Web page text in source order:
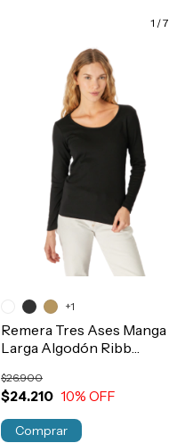
1 /7
Remera Tres Ases Manga
Larga Algodón Ribb
$24.210
$26.900
10% OFF
+1
Comprar